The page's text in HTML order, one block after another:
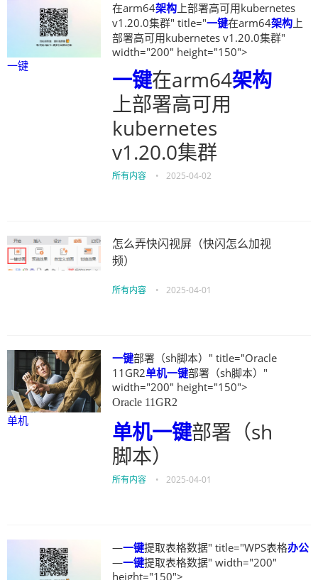
一键
在arm64架构 上部署高可用kubernetes
v1.20.0集群" title="一键在arm64架构 上
部署高可用kubernetes v1.20.0集群"
width="200" height="150">
一键在arm64架构
上部署高可用
kubernetes
v1.20.0集群
所有内容 • 2025-04-02
怎么弄快闪视屏（快闪怎么加视
频）
所有内容 • 2025-04-01
单机
一键部署（sh脚本）" title="Oracle
11GR2单机一键部署（sh脚本）"
width="200" height="150">
Oracle 11GR2
单机一键部署（sh
脚本）
所有内容 • 2025-04-01
—一键提取表格数据" title="WPS表格办公
—一键提取表格数据" width="200"
height="150">